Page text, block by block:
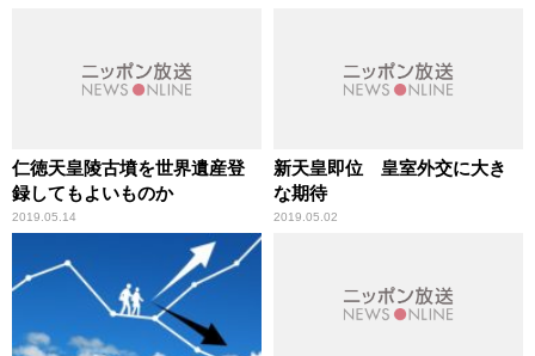
仁徳天皇陵古墳を世界遺産登
録してもよいものか
2019.05.14
新天皇即位 皇室外交に大き
な期待
2019.05.02